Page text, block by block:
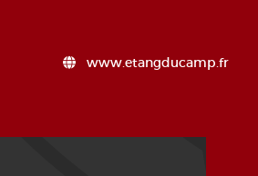
www.etangducamp.fr